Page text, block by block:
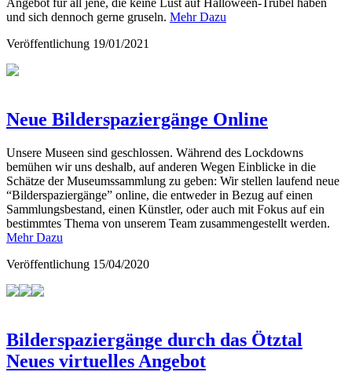
Angebot für all jene, die keine Lust auf Halloween-Trubel haben
und sich dennoch gerne gruseln. Mehr Dazu
Veröffentlichung 19/01/2021
Neue Bilderspaziergänge Online
Unsere Museen sind geschlossen. Während des Lockdowns
bemühen wir uns deshalb, auf anderen Wegen Einblicke in die
Schätze der Museumssammlung zu geben: Wir stellen laufend neue
“Bilderspaziergänge” online, die entweder in Bezug auf einen
Sammlungsbestand, einen Künstler, oder auch mit Fokus auf ein
bestimmtes Thema von unserem Team zusammengestellt werden.
Mehr Dazu
Veröffentlichung 15/04/2020
Bilderspaziergänge durch das Ötztal
Neues virtuelles Angebot